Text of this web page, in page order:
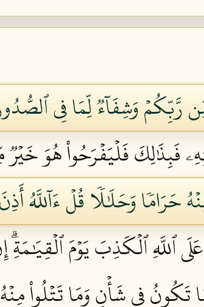
وَشِفَآءٞ لِّمَا فِي
فَبِذَٰلِكَ فَلۡيَفۡرَحُواْ هُوَ خَيۡرٞ
وَحَلَٰلٗا قُلۡ ءَآللَّهُ
ٱللَّهِ ٱلۡكَذِبَ يَوۡمَ ٱلۡقِيَٰمَةِۗ
تَكُونُ فِي شَأۡنٖ وَمَا تَتۡلُواْ